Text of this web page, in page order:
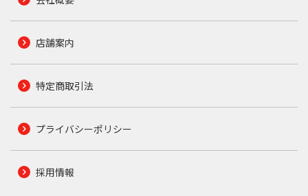
店舗案内
特定商取引法
プライバシーポリシー
採用情報